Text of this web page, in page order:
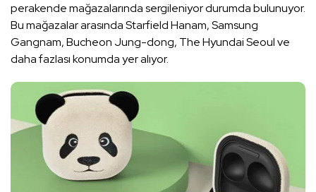
perakende mağazalarında sergileniyor durumda bulunuyor.
Bu mağazalar arasında Starfield Hanam, Samsung
Gangnam, Bucheon Jung-dong, The Hyundai Seoul ve
daha fazlası konumda yer alıyor.